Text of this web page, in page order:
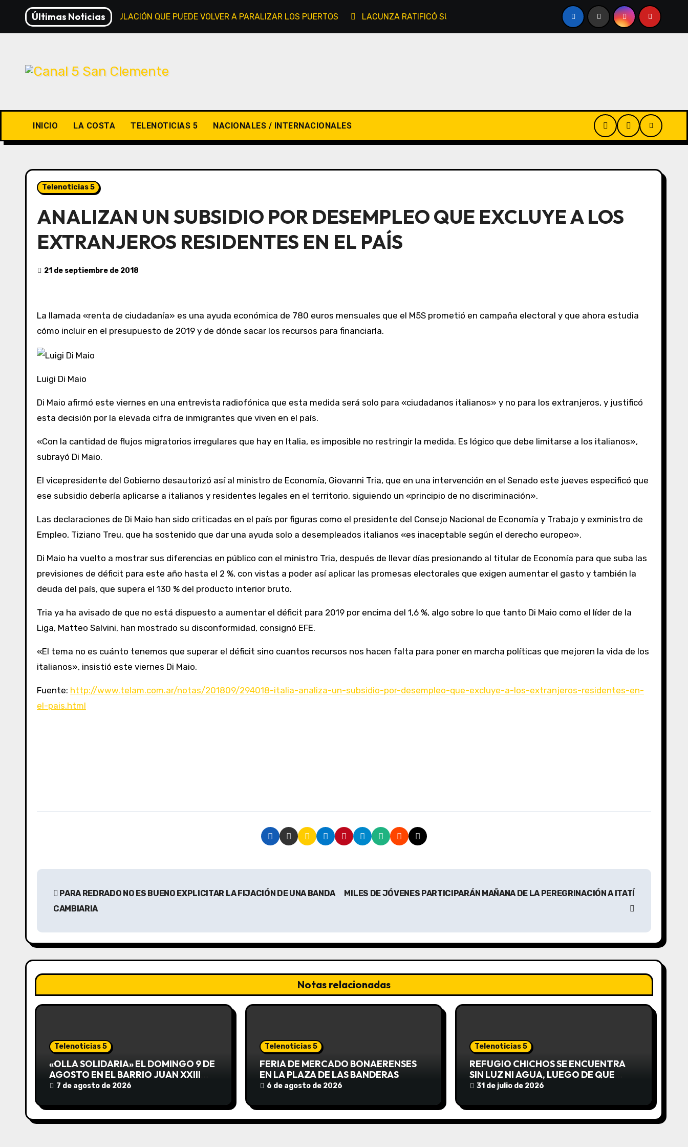
contenido
Últimas Noticias
LA NUEVA DESREGULACIÓN QUE PUEDE VOLVER A PARALIZAR LOS PUERTOS LACUNZA RATIFICÓ SU CANDIDATURA A PRESIDENTE POR EL PRO Y DICE QUE MACRI
INICIO LA COSTA TELENOTICIAS 5 NACIONALES / INTERNACIONALES
Telenoticias 5
ANALIZAN UN SUBSIDIO POR DESEMPLEO QUE EXCLUYE A LOS
EXTRANJEROS RESIDENTES EN EL PAÍS
21 de septiembre de 2018
La llamada «renta de ciudadanía» es una ayuda económica de 780 euros mensuales que el M5S prometió en campaña electoral y que ahora estudia
cómo incluir en el presupuesto de 2019 y de dónde sacar los recursos para financiarla.
Luigi Di Maio
Di Maio afirmó este viernes en una entrevista radiofónica que esta medida será solo para «ciudadanos italianos» y no para los extranjeros, y justificó
esta decisión por la elevada cifra de inmigrantes que viven en el país.
«Con la cantidad de flujos migratorios irregulares que hay en Italia, es imposible no restringir la medida. Es lógico que debe limitarse a los italianos»,
subrayó Di Maio.
El vicepresidente del Gobierno desautorizó así al ministro de Economía, Giovanni Tria, que en una intervención en el Senado este jueves especificó que
ese subsidio debería aplicarse a italianos y residentes legales en el territorio, siguiendo un «principio de no discriminación».
Las declaraciones de Di Maio han sido criticadas en el país por figuras como el presidente del Consejo Nacional de Economía y Trabajo y exministro de
Empleo, Tiziano Treu, que ha sostenido que dar una ayuda solo a desempleados italianos «es inaceptable según el derecho europeo».
Di Maio ha vuelto a mostrar sus diferencias en público con el ministro Tria, después de llevar días presionando al titular de Economía para que suba las
previsiones de déficit para este año hasta el 2 %, con vistas a poder así aplicar las promesas electorales que exigen aumentar el gasto y también la
deuda del país, que supera el 130 % del producto interior bruto.
Tria ya ha avisado de que no está dispuesto a aumentar el déficit para 2019 por encima del 1,6 %, algo sobre lo que tanto Di Maio como el líder de la
Liga, Matteo Salvini, han mostrado su disconformidad, consignó EFE.
«El tema no es cuánto tenemos que superar el déficit sino cuantos recursos nos hacen falta para poner en marcha políticas que mejoren la vida de los
italianos», insistió este viernes Di Maio.
Fuente: http://www.telam.com.ar/notas/201809/294018-italia-analiza-un-subsidio-por-desempleo-que-excluye-a-los-extranjeros-residentes-en-
el-pais.html
N
e
g
a
c
e
e
PARA REDRADO NO ES BUENO EXPLICITAR LA FIJACIÓN DE UNA BANDA
CAMBIARIA
MILES DE JÓVENES PARTICIPARÁN MAÑANA DE LA PEREGRINACIÓN A ITATÍ
Notas relacionadas
Telenoticias 5
«OLLA SOLIDARIA» EL DOMINGO 9 DE
AGOSTO EN EL BARRIO JUAN XXIII
DESDE LAS 13 HS
7 de agosto de 2026
Telenoticias 5
FERIA DE MERCADO BONAERENSES
EN LA PLAZA DE LAS BANDERAS
6 de agosto de 2026
Telenoticias 5
REFUGIO CHICHOS SE ENCUENTRA
SIN LUZ NI AGUA, LUEGO DE QUE
EDEA CORTARA EL SUMINISTRO SIN
31 de julio de 2026